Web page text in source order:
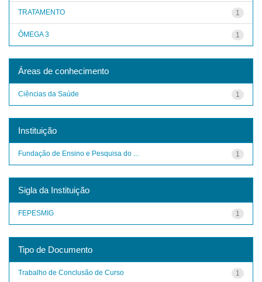
1
TRATAMENTO
1
ÔMEGA 3
Áreas de conhecimento
1
Ciências da Saúde
Instituição
1
Fundação de Ensino e Pesquisa do ...
Sigla da Instituição
1
FEPESMIG
Tipo de Documento
1
Trabalho de Conclusão de Curso